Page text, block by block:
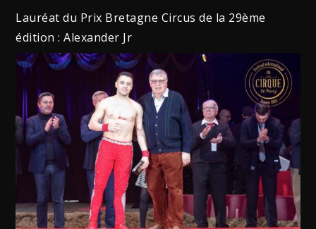
Lauréat du Prix Bretagne Circus de la 29ème
édition : Alexander Jr